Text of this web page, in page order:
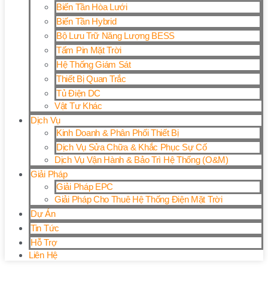
Biến Tần Hòa Lưới
Biến Tần Hybrid
Bộ Lưu Trữ Năng Lượng BESS
Tấm Pin Mặt Trời
Hệ Thống Giám Sát
Thiết Bị Quan Trắc
Tủ Điện DC
Vật Tư Khác
Dịch Vụ
Kinh Doanh & Phân Phối Thiết Bị
Dịch Vụ Sửa Chữa & Khắc Phục Sự Cố
Dịch Vụ Vận Hành & Bảo Trì Hệ Thống (O&M)
Giải Pháp
Giải Pháp EPC
Giải Pháp Cho Thuê Hệ Thống Điện Mặt Trời
Dự Án
Tin Tức
Hỗ Trợ
Liên Hệ